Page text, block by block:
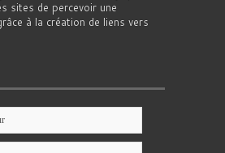
sites de percevoir une
à la création de liens vers